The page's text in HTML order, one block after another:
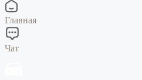
Главная
Чат